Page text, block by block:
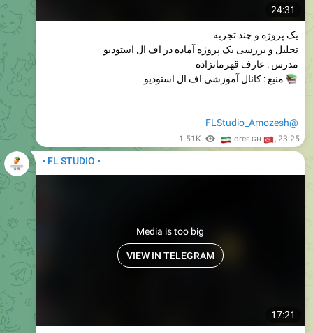
24:31
یک پروژه و چند تجربه
تحلیل و بررسی یک پروژه آماده در اف ال استودیو
مدرس : عارف قهرمانزاده
منبع : کانال آموزشی اف ال استودیو
@FLStudio_Amozesh
1.51K αreғ ɢн , 23:25
• FL STUDIO •
17:21
Media is too big
VIEW IN TELEGRAM